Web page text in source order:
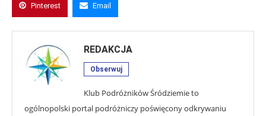
Pinterest Email
REDAKCJA
Obserwuj
Klub Podróżników Śródziemie to
ogólnopolski portal podróżniczy poświęcony odkrywaniu